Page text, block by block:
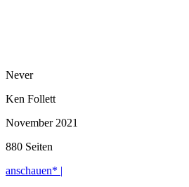
Never
Ken Follett
November 2021
880 Seiten
anschauen* |